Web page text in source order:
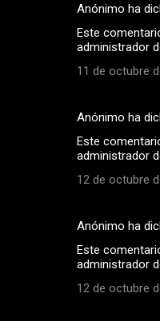
Anónimo ha
Este
administrador
11 de octubre
Anónimo ha
Este
administrador
12 de octubre
Anónimo ha
Este
administrador
12 de octubre